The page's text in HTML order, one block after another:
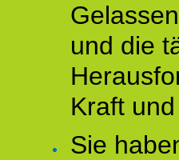
und die
Kraft
Sie